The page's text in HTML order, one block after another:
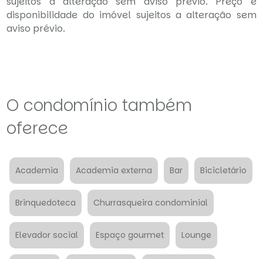
disponibilidade do imóvel sujeitos a alteração sem
aviso prévio.
O condomínio também
oferece
Academia Academia externa Bar Bicicletário
Brinquedoteca Churrasqueira condominial
Elevador social Espaço gourmet Lounge